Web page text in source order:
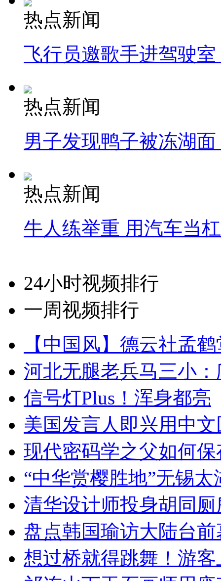
热点新闻
飞行员邀歌手进驾驶
热点新闻
男子发现鸭子被冻湖
热点新闻
牛人练举重 用汽车当
24小时视频排行
一周视频排行
【中国风】德云社孟
河北无腿老兵马三小
信号灯Plus！浑身都亮
美国发言人即兴用中
现代密码学之父如何
“中华赏樱胜地”无锡
清华设计师投身胡同
盘点韩国瑜访大陆台
想过桥就得跳舞！游客